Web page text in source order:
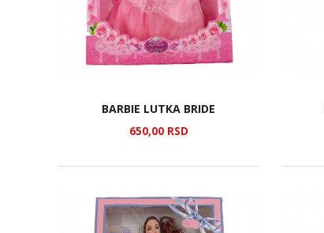
BARBIE LUTKA BRIDE
650,00 RSD